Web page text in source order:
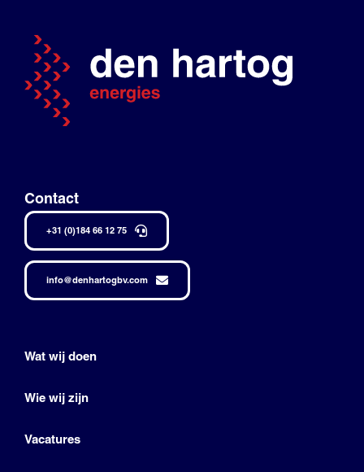
Contact
+31 (0)184 66 12 75
info@denhartogbv.com
Wat wij doen
Wie wij zijn
Vacatures